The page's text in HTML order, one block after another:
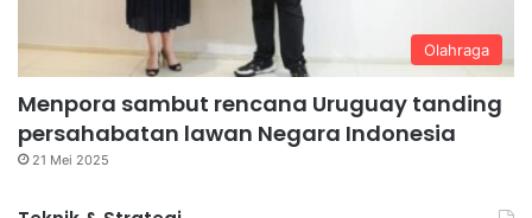
Olahraga
Menpora sambut rencana Uruguay tanding
persahabatan lawan Negara Indonesia
21 Mei 2025